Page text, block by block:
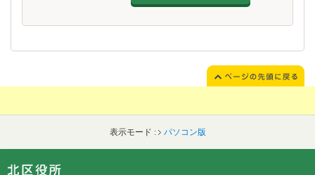
表示モード : パソコン版